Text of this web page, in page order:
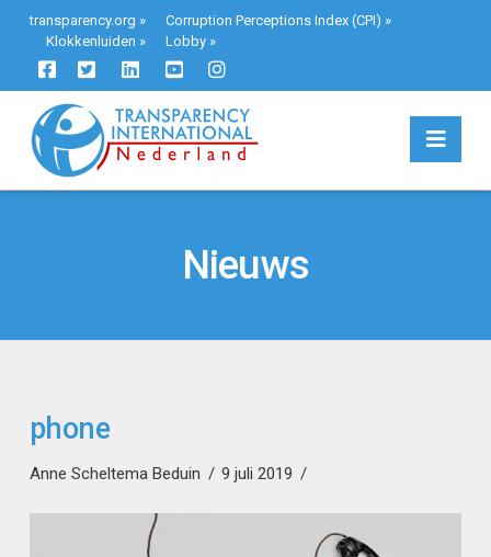
transparency.org » Corruption Perceptions Index (CPI) »
Klokkenluiden » Lobby»
Nieuws
phone
Anne Scheltema Beduin 9 juli 2019